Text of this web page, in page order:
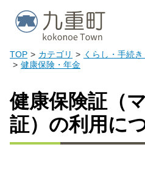
TOP カテゴリ
くらし・手続
健康保険・年金
健康保険証（
証）の利用に